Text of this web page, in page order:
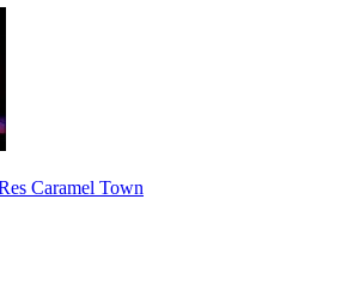
Caramel Town